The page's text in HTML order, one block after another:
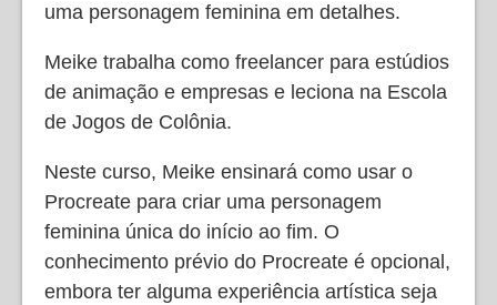
uma personagem feminina em detalhes.
Meike trabalha como freelancer para estúdios
de animação e empresas e leciona na Escola
de Jogos de Colônia.
Neste curso, Meike ensinará como usar o
Procreate para criar uma personagem
feminina única do início ao fim. O
conhecimento prévio do Procreate é opcional,
embora ter alguma experiência artística seja